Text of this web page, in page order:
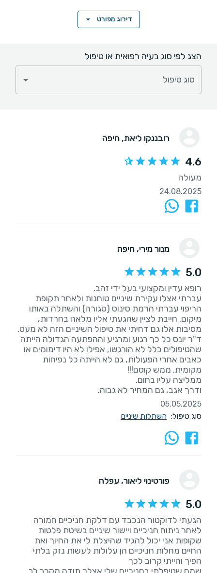
דירוג מפורט
הצג לפי סוג בעיה רפואית או טיפול
סוג טיפול
רובננקו ליאת, חיפה
4.6
מעולה
24.08.2025
מנור מירי, חיפה
5.0
עברתי אצלו עקירת שיניים טוחנות ולאחר תקופת
הריפוי עברתי הרמת סינוס (סגורה) והשתלה באותו
מיקום. חייבת לציין שהגעתי אליו מלאה בחרדות,
מסיבות אלו גם דחיתי את טיפול השיניים הזה לא מעט.
ד"ר יונס כל כך רגוע ומרגיע וההפתעה הגדולה הייתה
שהטיפולים כלל לא הורגשו, אפילו לא היו דימומים או
כאבים אחרי הפעולות, גם לא הייתה כל נפיחות
ודרך אגב, גם המחיר לא גבוה.
05.05.2025
סוג טיפול: השתלות שיניים
פורטינוי ליאור, עפלה
5.0
הגעתי לדוקטור הנכבד עם דלקת חניכיים חמורה
לאחר ניתוח חניכיים ויישור שיניים בשיטת פלטות
שקופות אני יכול להגיד שהיצלת לי את החיוך ואת
החיים מחלות חניכיים הן עלולות לעשות נזק בלתי